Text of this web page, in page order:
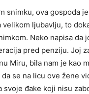
snimku, ova gospođa
velikom ljubavlju, to
Neko napisa da
pred penziju. Joj
Miru, bila nam je kao
da se na licu ove žene
svoje đake koji nisu